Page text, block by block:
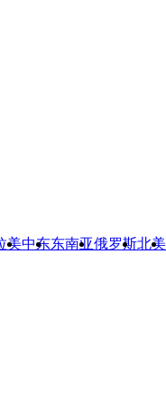
美中东东南亚俄罗斯北美